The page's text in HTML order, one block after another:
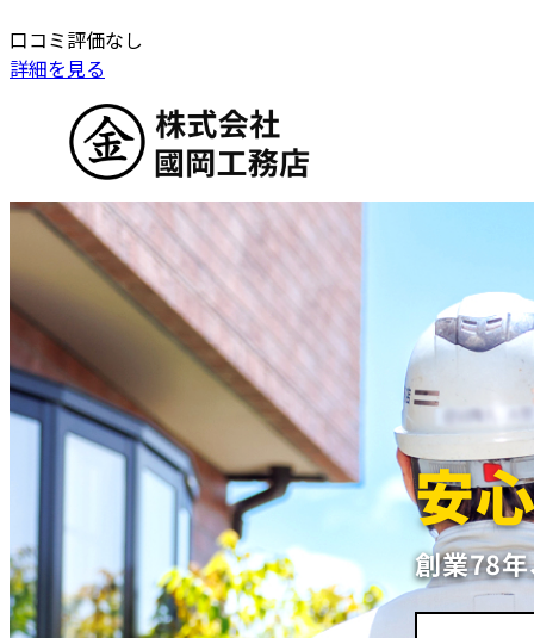
口コミ評価なし
詳細を見る